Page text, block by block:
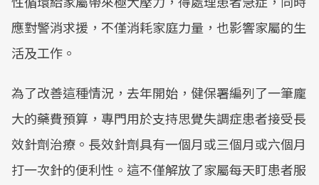
應對警消求援，不僅消耗家庭力量，也影響家屬的生
活及工作。
為了改善這種情況，去年開始，健保署編列了一筆龐
大的藥費預算，專門用於支持思覺失調症患者接受長
效針劑治療。長效針劑具有一個月或三個月或六個月
打一次針的便利性。這不僅解放了家屬每天盯患者服